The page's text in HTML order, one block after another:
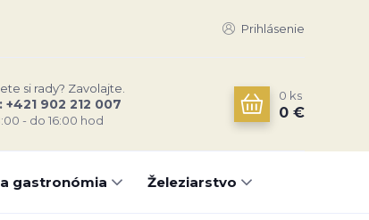
Prihlásenie
si rady? Zavolajte.
+421 902 212 007
- do 16:00 hod
0 ks
0 €
gastronómia Železiarstvo